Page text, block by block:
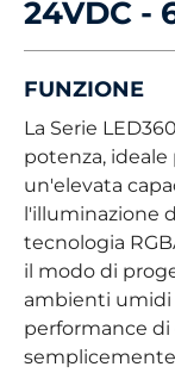
24VDC -
FUNZIONE
La Serie
potenza, ideale
un'elevata
l'illuminazione
tecnologia
il modo di
ambienti umidi
performance